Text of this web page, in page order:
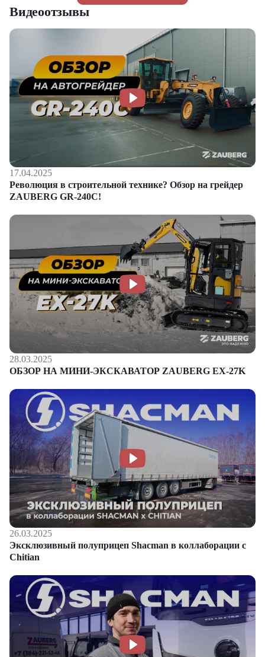
Видеоотзывы
17.04.2025
Революция в строительной технике? Обзор на грейдер
ZAUBERG GR-240C!
28.03.2025
ОБЗОР НА МИНИ-ЭКСКАВАТОР ZAUBERG EX-27K
26.03.2025
Эксклюзивный полуприцеп Shacman в коллаборации с
Chitian